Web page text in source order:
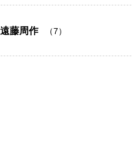
遠藤周作 （7）